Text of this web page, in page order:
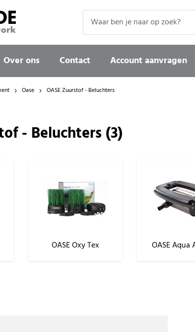
Perrot Ede B.V.
Over ons Contact Account aanvragen
Oase OASE Zuurstof - Beluchters
- Beluchters(3)
OASE Oxy Tex OASE Aqua